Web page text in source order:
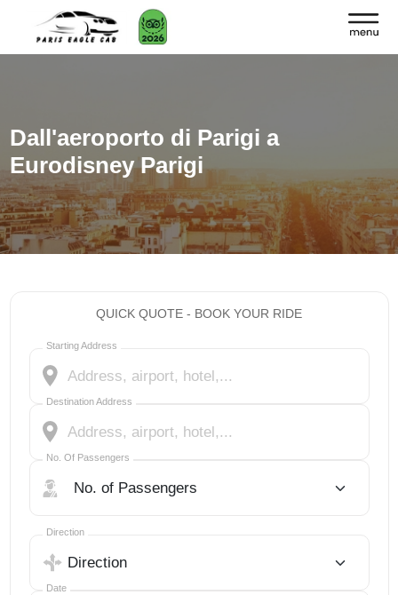
Dall'aeroporto di Parigi a
Eurodisney Parigi
QUICK QUOTE - BOOK YOUR RIDE
Starting Address
Destination Address
No. Of Passengers
No. Of Passengers
Direction
Select Trip Direction
Date